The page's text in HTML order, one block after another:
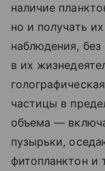
наличие
но и получать
наблюдения,
в их
частицы в
объема —
пузырьки,
фитопланктон и